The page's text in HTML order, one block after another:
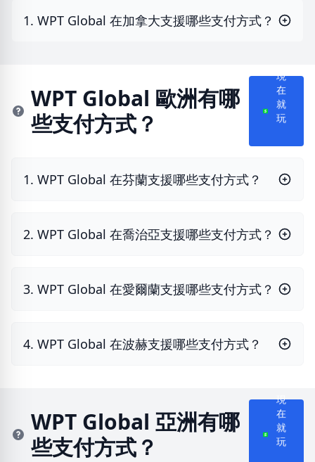
1. WPT Global 在加拿大支援哪些支付方式？
WPT Global 歐洲有哪
些支付方式？
現
在
就
1. WPT Global 在芬蘭支援哪些支付方式？
2. WPT Global 在喬治亞支援哪些支付方式？
3. WPT Global 在愛爾蘭支援哪些支付方式？
4. WPT Global 在波赫支援哪些支付方式？
WPT Global 亞洲有哪
些支付方式？
現
在
就